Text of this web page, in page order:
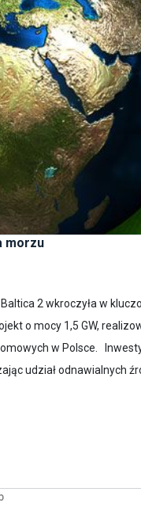
morzu
2 wkroczyła w
o mocy 1,5 GW,
w Polsce.
udział odnawialnych